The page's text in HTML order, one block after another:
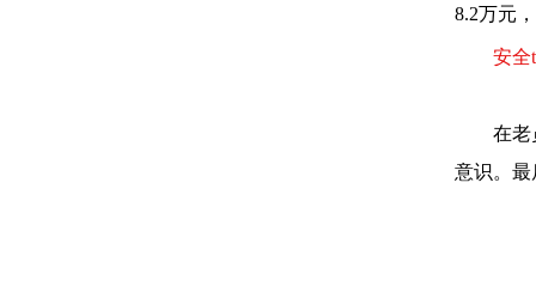
8.2万元
安全
在老
意识。最